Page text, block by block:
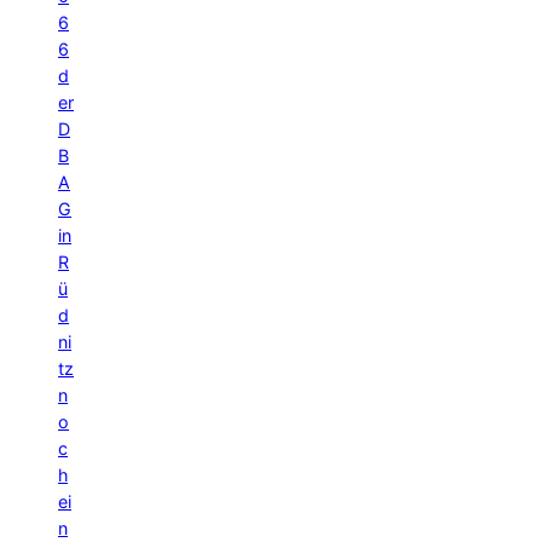
6
6
d
er
D
B
A
G
in
R
ü
d
ni
tz
n
o
c
h
ei
n